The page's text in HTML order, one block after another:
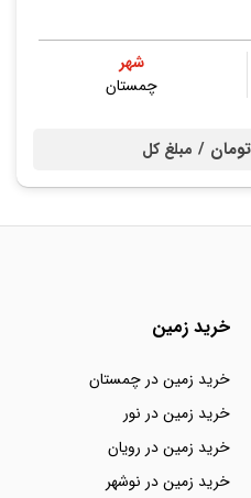
شهر
چمستان
مبلغ کل
خرید زمین
خرید زمین در چمستان
خرید زمین در نور
خرید زمین در رویان
خرید زمین در نوشهر